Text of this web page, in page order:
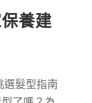
養建
選髮型指南